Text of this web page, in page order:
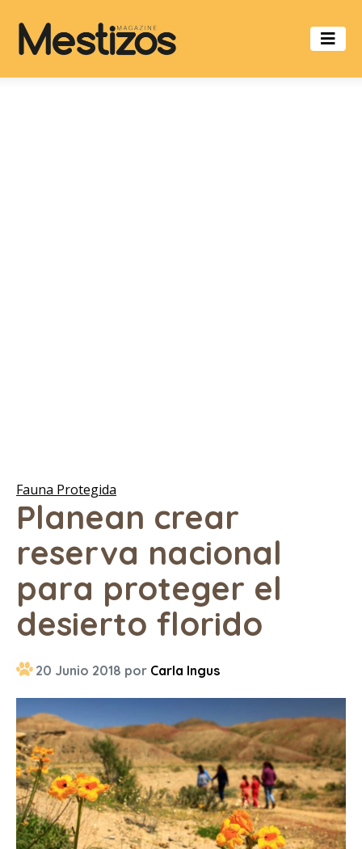
Fauna Protegida
Planean crear
reserva nacional
para proteger el
desierto florido
20 Junio 2018 por Carla Ingus